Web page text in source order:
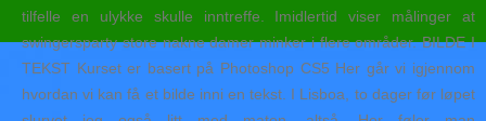
tilfelle en ulykke skulle inntreffe. Imidlertid viser målinger at
swingersparty store nakne damer minker i flere områder. BILDE I
TEKST Kurset er basert på Photoshop CS5 Her går vi igjennom
hvordan vi kan få et bilde inni en tekst. I Lisboa, to dager før løpet